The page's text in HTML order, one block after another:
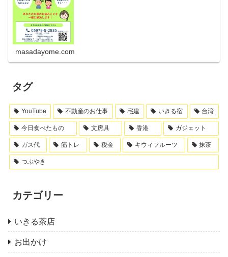
masadayome.com
タグ
YouTube 不動産のお仕事 宅建 いきる宿 台湾
今日食べたもの 文房具 香港 ガジェット
ガス代 筋トレ 税金 キウィフルーツ 抹茶
つぶやき
カテゴリー
いきる茶店
お出かけ